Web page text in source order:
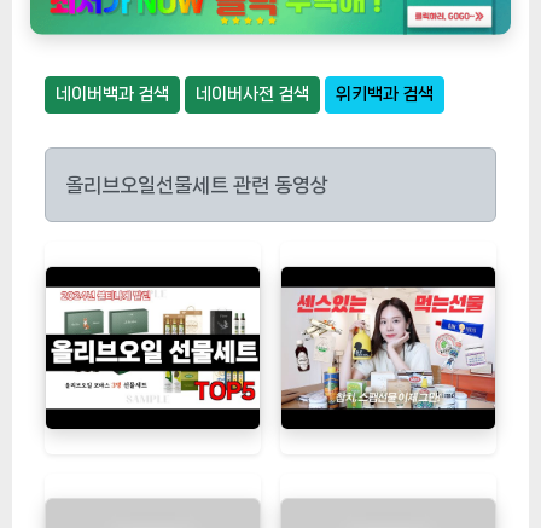
네이버백과 검색 네이버사전 검색 위키백과 검색
올리브오일선물세트 관련 동영상